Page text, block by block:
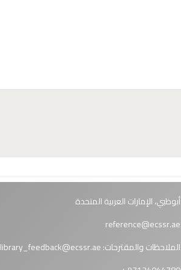
أبوظبي، الإمارات العربية المتحدة
الملاحظات والمقترحات:library_feedback@ecssr.ae